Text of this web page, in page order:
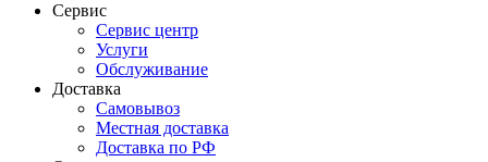
Сервис
Сервис центр
Услуги
Обслуживание
Доставка
Самовывоз
Местная доставка
Доставка по РФ